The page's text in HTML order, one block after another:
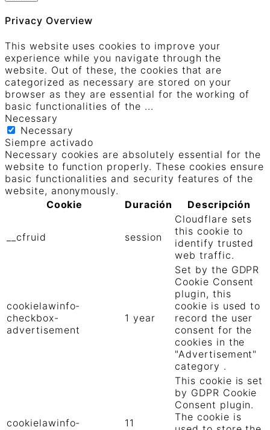
Privacy Overview
This website uses cookies to improve your
experience while you navigate through the
website. Out of these, the cookies that are
categorized as necessary are stored on your
browser as they are essential for the working of
basic functionalities of the ...
Necessary
Necessary
Siempre activado
Necessary cookies are absolutely essential for the
website to function properly. These cookies ensure
basic functionalities and security features of the
website, anonymously.
Cookie
Duración Descripción
__cfruid session
Cloudflare sets
this cookie to
identify trusted
web traffic.
cookielawinfo-
checkbox-
advertisement
1 year
Set by the GDPR
Cookie Consent
plugin, this
cookie is used to
record the user
consent for the
cookies in the
"Advertisement"
category .
cookielawinfo-
11
This cookie is set
by GDPR Cookie
Consent plugin.
The cookie is